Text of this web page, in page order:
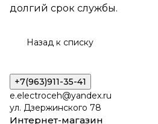
долгий срок службы.
Назад к списку
+7(963)911-35-41
e.electroceh@yandex.ru
ул. Дзержинского 78
Интернет-магазин